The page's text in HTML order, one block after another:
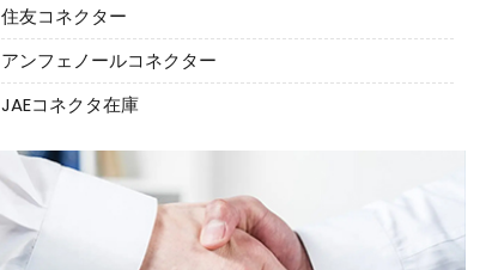
住友コネクター
アンフェノールコネクター
JAEコネクタ在庫